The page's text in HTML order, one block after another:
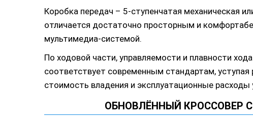
Коробка передач – 5-ступенчатая механическая
отличается достаточно просторным и
мультимедиа-системой.
По ходовой части, управляемости и плавности
соответствует современным стандартам,
стоимость владения и эксплуатационные
ОБНОВЛЁННЫЙ КРОССОВЕР